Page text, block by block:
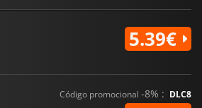
5.39€
Código promocional -8% : DLC8